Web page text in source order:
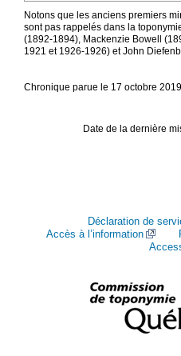
Notons que les anciens premiers
sont pas rappelés dans la
(1892-1894), Mackenzie Bowell
1921 et 1926-1926) et John
Chronique parue le 17 octobre 2019.
Date de la dernière
Déclaration de
Accès à l’information